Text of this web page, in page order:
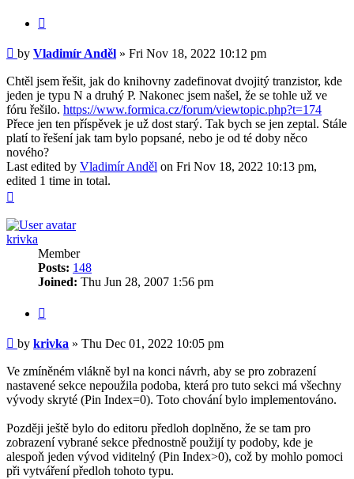
Post
by Vladimír Anděl » Fri Nov 18, 2022 10:12 pm
Chtěl jsem řešit, jak do knihovny zadefinovat dvojitý tranzistor, kde
jeden je typu N a druhý P. Nakonec jsem našel, že se tohle už ve
fóru řešilo. https://www.formica.cz/forum/viewtopic.php?t=174
Přece jen ten příspěvek je už dost starý. Tak bych se jen zeptal. Stále
platí to řešení jak tam bylo popsané, nebo je od té doby něco
nového?
Last edited by Vladimír Anděl on Fri Nov 18, 2022 10:13 pm,
edited 1 time in total.
krivka
Member
Posts: 148
Joined: Thu Jun 28, 2007 1:56 pm
Post
by krivka » Thu Dec 01, 2022 10:05 pm
Ve zmíněném vlákně byl na konci návrh, aby se pro zobrazení
nastavené sekce nepoužila podoba, která pro tuto sekci má všechny
vývody skryté (Pin Index=0). Toto chování bylo implementováno.
Později ještě bylo do editoru předloh doplněno, že se tam pro
zobrazení vybrané sekce přednostně použijí ty podoby, kde je
alespoň jeden vývod viditelný (Pin Index>0), což by mohlo pomoci
při vytváření předloh tohoto typu.